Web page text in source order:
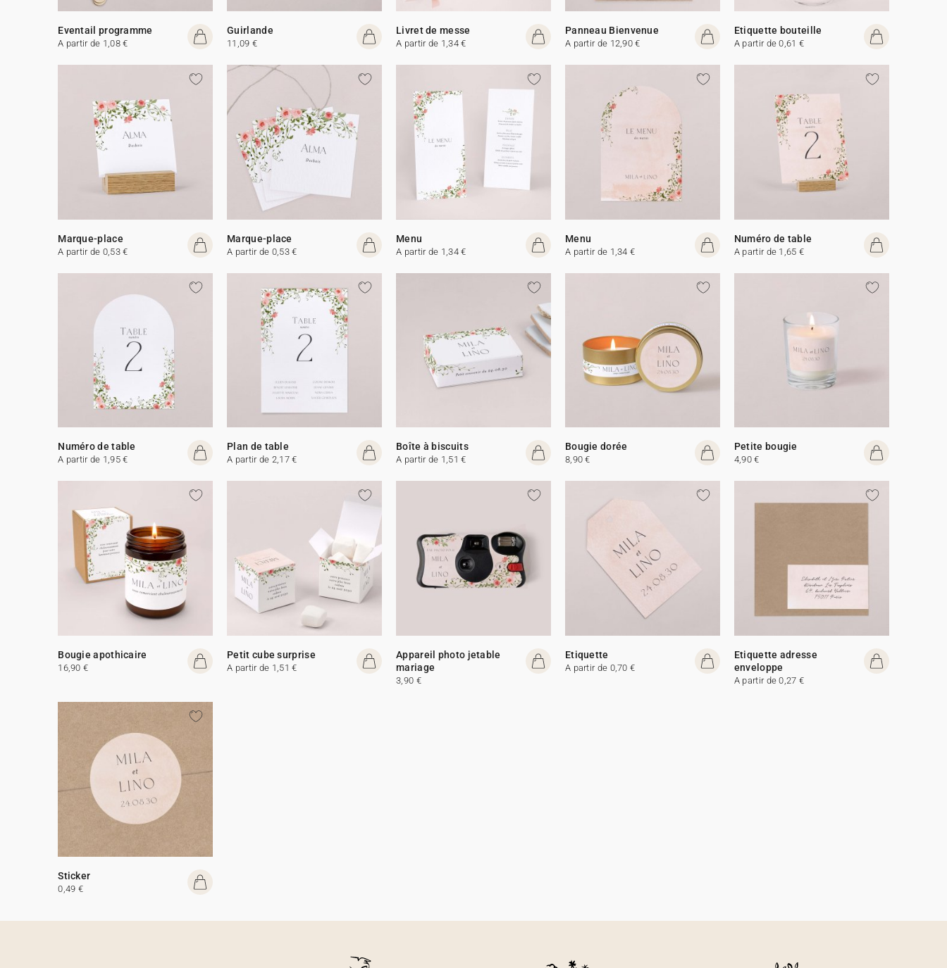
Eventail programme
A partir de 1,08 €
Guirlande
11,09 €
Livret de messe
A partir de 1,34 €
Panneau Bienvenue
A partir de 12,90 €
Etiquette bouteille
A partir de 0,61 €
Marque-place
A partir de 0,53 €
Marque-place
A partir de 0,53 €
Menu
A partir de 1,34 €
Menu
A partir de 1,34 €
Numéro de table
A partir de 1,65 €
Numéro de table
A partir de 1,95 €
Plan de table
A partir de 2,17 €
Boîte à biscuits
A partir de 1,51 €
Bougie dorée
8,90 €
Petite bougie
4,90 €
Bougie apothicaire
16,90 €
Petit cube surprise
A partir de 1,51 €
Appareil photo jetable
mariage
3,90 €
Etiquette
A partir de 0,70 €
Etiquette adresse
enveloppe
A partir de 0,27 €
Sticker
0,49 €